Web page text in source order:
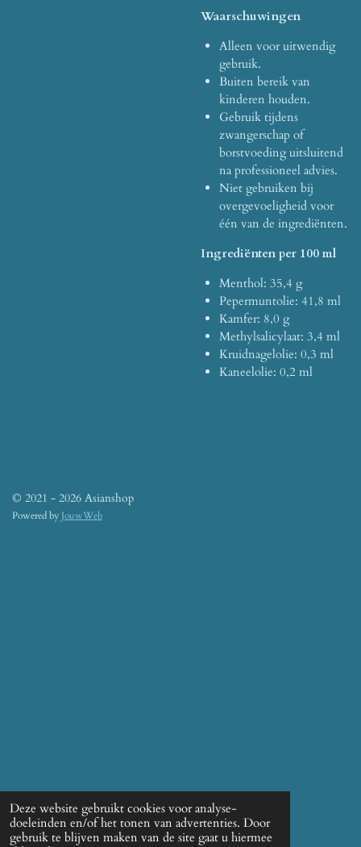
Deze website gebruikt cookies voor analyse-
doeleinden en/of het tonen van advertenties. Door
gebruik te blijven maken van de site gaat u hiermee
Waarschuwingen
Alleen voor uitwendig
gebruik.
Buiten bereik van
kinderen houden.
Gebruik tijdens
zwangerschap of
borstvoeding uitsluitend
na professioneel advies.
Niet gebruiken bij
overgevoeligheid voor
één van de ingrediënten.
Ingrediënten per 100 ml
Menthol: 35,4 g
Pepermuntolie: 41,8 ml
Kamfer: 8,0 g
Methylsalicylaat: 3,4 ml
Kruidnagelolie: 0,3 ml
Kaneelolie: 0,2 ml
© 2021 - 2026 Asianshop
Powered by JouwWeb